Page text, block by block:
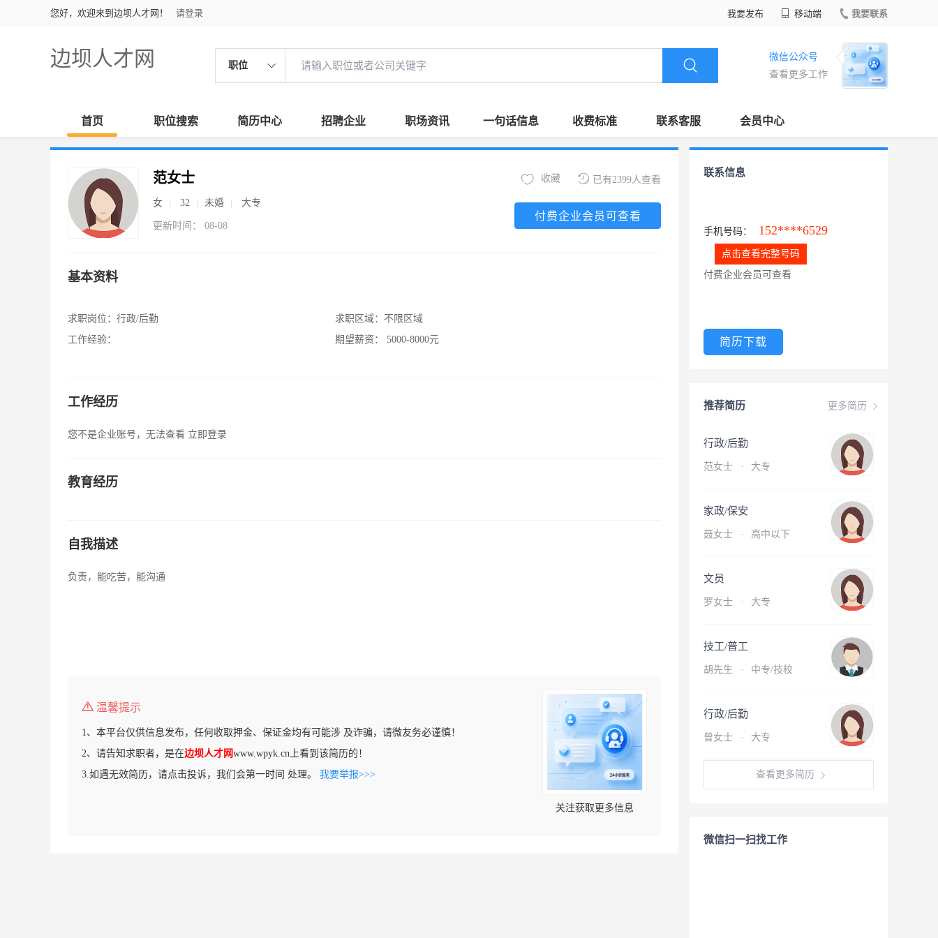
您好，欢迎来到边坝人才网！ 请登录 我要发布 移动端 我要联系
边坝人才网 职位
微信公众号
查看更多工作
首页 职位搜索 简历中心 招聘企业 职场资讯 一句话信息 收费标准 联系客服 会员中心
范女士
女 32 未婚 大专
更新时间： 08-08
已有2399人查看
收藏
付费企业会员可查看
基本资料
求职岗位： 行政/后勤
工作经验：
求职区域： 不限区域
期望薪资：
5000-8000元
工作经历
您不是企业账号，无法查看 立即登录
教育经历
自我描述
负责，能吃苦，能沟通
温馨提示
1、本平台仅供信息发布，任何收取押金、保证金均有可能涉 及诈骗，请微友务必谨慎！
2、请告知求职者，是在边坝人才网www.wpyk.cn上看到该简历的！
3.如遇无效简历，请点击投诉，我们会第一时间 处理。 我要举报>>>
关注获取更多信息
联系信息
手机号码： 152****6529
点击查看完整号码
付费企业会员可查看
简历下载
更多简历
推荐简历
行政/后勤
范女士 · 大专
家政/保安
聂女士 · 高中以下
文员
罗女士 · 大专
技工/普工
胡先生 · 中专/技校
行政/后勤
曾女士 · 大专
查看更多简历
微信扫一扫找工作